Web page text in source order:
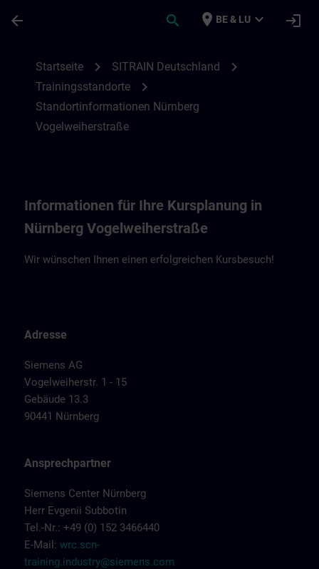
arrow_back search place BE & LU expand_more login
Startseite chevron_right SITRAIN Deutschland chevron_right
Trainingsstandorte chevron_right
Standortinformationen Nürnberg
Vogelweiherstraße
Informationen für Ihre Kursplanung in
Nürnberg Vogelweiherstraße
Wir wünschen Ihnen einen erfolgreichen Kursbesuch!
Adresse
Siemens AG
Vogelweiherstr. 1 - 15
Gebäude 13.3
90441 Nürnberg
Ansprechpartner
Siemens Center Nürnberg
Herr Evgenii Subbotin
Tel.-Nr.: +49 (0) 152 3466440
E-Mail: wrc.scn-
training.industry@siemens.com